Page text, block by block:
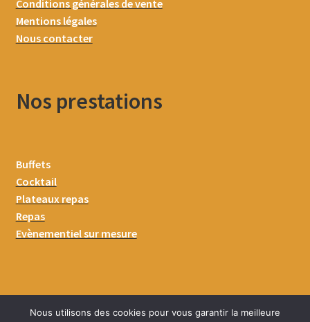
Conditions générales de vente
Mentions légales
Nous contacter
Nos prestations
Buffets
Cocktail
Plateaux repas
Repas
Evènementiel sur mesure
Nous utilisons des cookies pour vous garantir la meilleure